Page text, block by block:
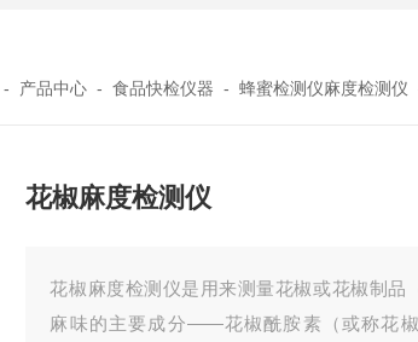
- 产品中心 -食品快检仪器 -蜂蜜检测仪麻度检测仪
花椒麻度检测仪
花椒麻度检测仪是用来测量花椒或花椒制品
麻味的主要成分——花椒酰胺素（或称花